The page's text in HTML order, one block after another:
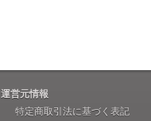
運営元情報
特定商取引法に基づく表記